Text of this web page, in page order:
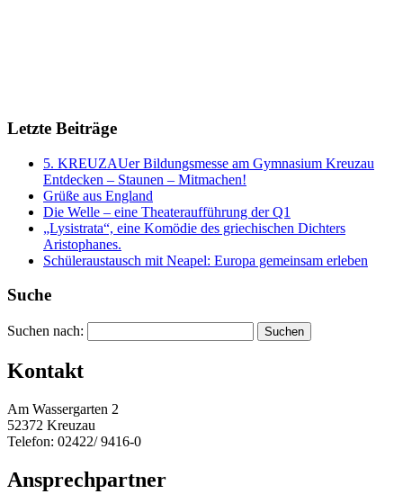
Letzte Beiträge
5. KREUZAUer Bildungsmesse am Gymnasium Kreuzau
Entdecken – Staunen – Mitmachen!
Grüße aus England
Die Welle – eine Theateraufführung der Q1
„Lysistrata“, eine Komödie des griechischen Dichters
Aristophanes.
Schüleraustausch mit Neapel: Europa gemeinsam erleben
Suche
Suchen nach:
Kontakt
Am Wassergarten 2
52372 Kreuzau
Telefon: 02422/ 9416-0
Ansprechpartner